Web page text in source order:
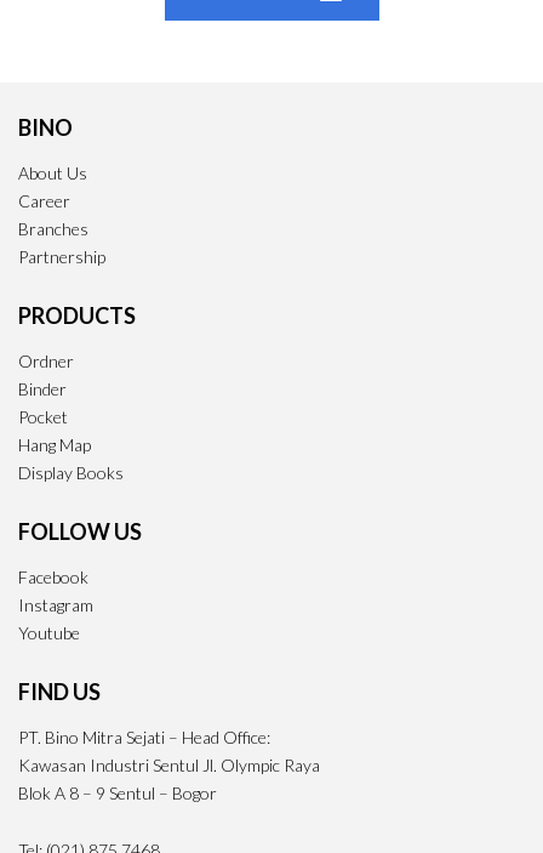
BINO
About Us
Career
Branches
Partnership
PRODUCTS
Ordner
Binder
Pocket
Hang Map
Display Books
FOLLOW US
Facebook
Instagram
Youtube
FIND US
PT. Bino Mitra Sejati – Head Office:
Kawasan Industri Sentul Jl. Olympic Raya
Blok A 8 – 9 Sentul – Bogor